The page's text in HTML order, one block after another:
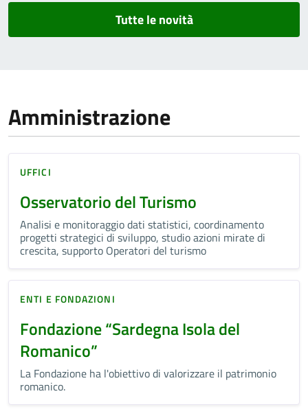
Tutte le novità
Amministrazione
UFFICI
Osservatorio del Turismo
Analisi e monitoraggio dati statistici, coordinamento
progetti strategici di sviluppo, studio azioni mirate di
crescita, supporto Operatori del turismo
ENTI E FONDAZIONI
Fondazione “Sardegna Isola del
Romanico”
La Fondazione ha l'obiettivo di valorizzare il patrimonio
romanico.